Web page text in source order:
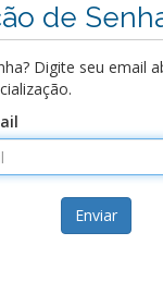
de
Digite seu email
Enviar